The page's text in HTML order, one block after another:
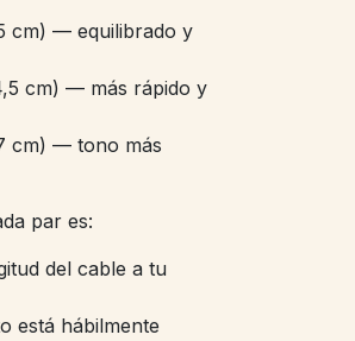
cm) — equilibrado y
cm) — más rápido y
cm) — tono más
par es:
del cable a tu
está hábilmente